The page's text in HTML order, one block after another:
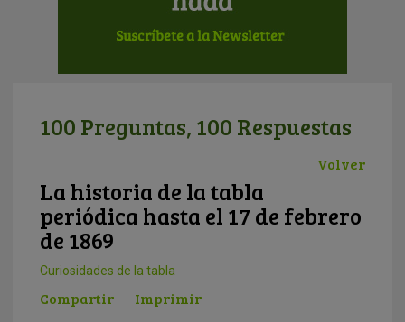
100 Preguntas, 100 Respuestas
Volver
La historia de la tabla
periódica hasta el 17 de febrero
de 1869
Curiosidades de la tabla
Compartir Imprimir